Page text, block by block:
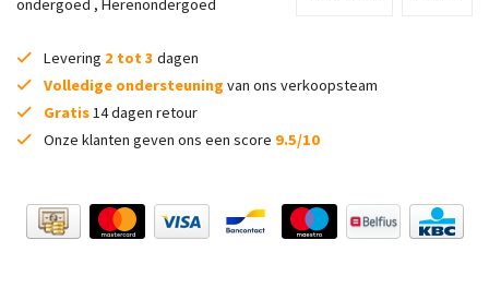
ondergoed , Herenondergoed
Levering 2 tot 3 dagen
Volledige ondersteuning van ons verkoopsteam
Gratis14 dagen retour
Onze klanten geven ons een score 9.5/10